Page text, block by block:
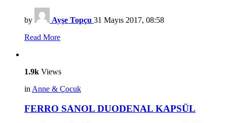
by Ayşe Topçu 31 Mayıs 2017, 08:58
Read More
1.9k Views
in Anne & Çocuk
FERRO SANOL DUODENAL KAPSÜL